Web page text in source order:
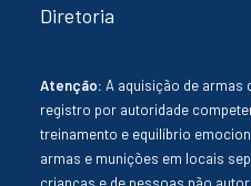
Diretoria
Atenção: A aquisição de armas
registro por autoridade
treinamento e equilíbrio
armas e munições em locais